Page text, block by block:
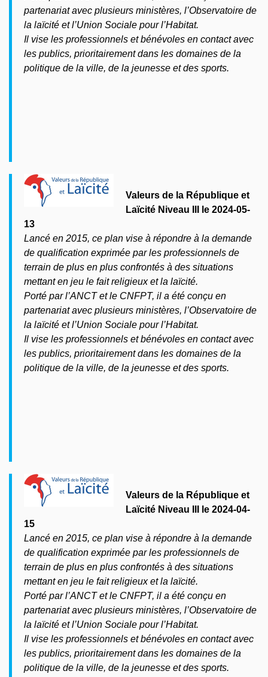
partenariat avec plusieurs ministères, l’Observatoire de
la laïcité et l’Union Sociale pour l’Habitat.
Il vise les professionnels et bénévoles en contact avec
les publics, prioritairement dans les domaines de la
politique de la ville, de la jeunesse et des sports.
Valeurs de la République et
Laïcité Niveau III le 2024-05-
13
Lancé en 2015, ce plan vise à répondre à la demande
de qualification exprimée par les professionnels de
terrain de plus en plus confrontés à des situations
mettant en jeu le fait religieux et la laïcité.
Porté par l’ANCT et le CNFPT, il a été conçu en
partenariat avec plusieurs ministères, l’Observatoire de
la laïcité et l’Union Sociale pour l’Habitat.
Il vise les professionnels et bénévoles en contact avec
les publics, prioritairement dans les domaines de la
politique de la ville, de la jeunesse et des sports.
Valeurs de la République et
Laïcité Niveau III le 2024-04-
15
Lancé en 2015, ce plan vise à répondre à la demande
de qualification exprimée par les professionnels de
terrain de plus en plus confrontés à des situations
mettant en jeu le fait religieux et la laïcité.
Porté par l’ANCT et le CNFPT, il a été conçu en
partenariat avec plusieurs ministères, l’Observatoire de
la laïcité et l’Union Sociale pour l’Habitat.
Il vise les professionnels et bénévoles en contact avec
les publics, prioritairement dans les domaines de la
politique de la ville, de la jeunesse et des sports.